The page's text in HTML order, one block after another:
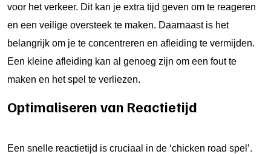
voor het verkeer. Dit kan je extra tijd geven om te reageren
en een veilige oversteek te maken. Daarnaast is het
belangrijk om je te concentreren en afleiding te vermijden.
Een kleine afleiding kan al genoeg zijn om een fout te
maken en het spel te verliezen.
Optimaliseren van Reactietijd
Een snelle reactietijd is cruciaal in de ‘chicken road spel’.